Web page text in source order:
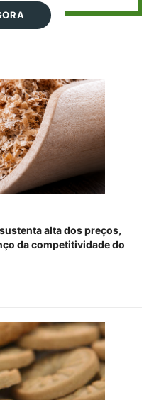
alta dos preços,
da competitividade do